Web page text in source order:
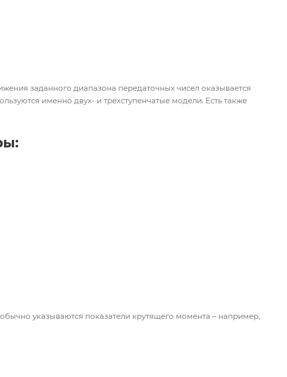
заданного диапазона передаточных чисел оказывается
именно двух- и трехступенчатые модели. Есть также
указываются показатели крутящего момента – например,